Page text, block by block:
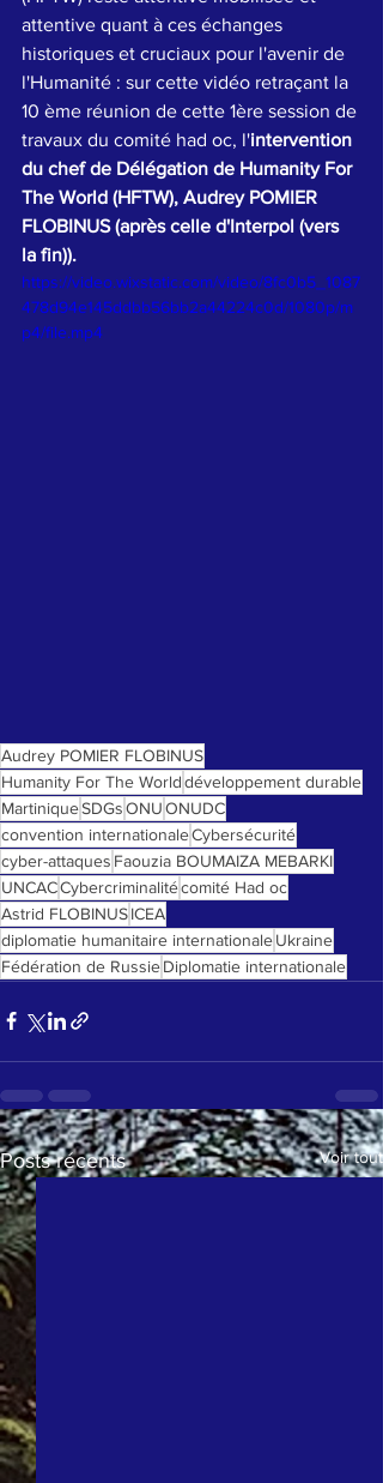
attentive quant à ces échanges
historiques et cruciaux pour l'avenir de
l'Humanité : sur cette vidéo retraçant la
10 ème réunion de cette 1ère session de
travaux du comité had oc, l'intervention
du chef de Délégation de Humanity For
The World (HFTW), Audrey POMIER
FLOBINUS (après celle d'Interpol (vers
la fin)).
https://video.wixstatic.com/video/8fc0b5_1087
478d94e145ddbb56bb2a44224c0d/1080p/m
p4/file.mp4
Audrey POMIER FLOBINUS
Humanity For The Worlddéveloppement durable
MartiniqueSDGsONUONUDC
convention internationaleCybersécurité
cyber-attaques Faouzia BOUMAIZA MEBARKI
UNCACCybercriminalitécomité Had oc
Astrid FLOBINUSICEA
diplomatie humanitaire internationaleUkraine
Fédération de RussieDiplomatie internationale
Posts récents Voir tout